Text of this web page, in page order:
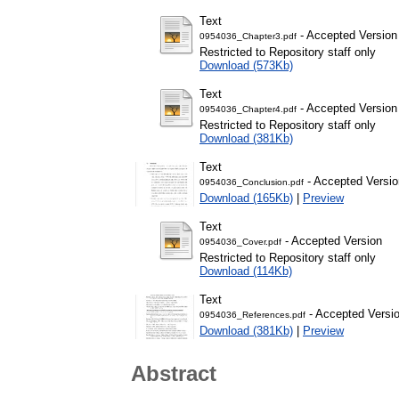
Text
0954036_Chapter3.pdf - Accepted Version
Restricted to Repository staff only
Download (573Kb)
Text
0954036_Chapter4.pdf - Accepted Version
Restricted to Repository staff only
Download (381Kb)
Text
0954036_Conclusion.pdf - Accepted
Download (165Kb) | Preview
Text
0954036_Cover.pdf - Accepted Version
Restricted to Repository staff only
Download (114Kb)
Text
0954036_References.pdf - Accepted
Download (381Kb) | Preview
Abstract